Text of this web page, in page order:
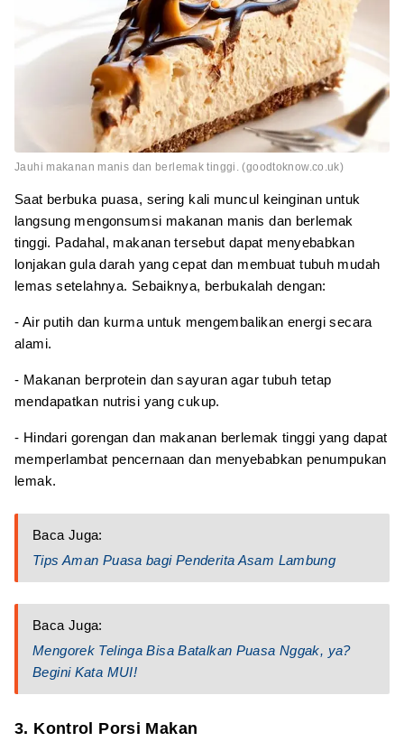
Jauhi makanan manis dan berlemak tinggi. (goodtoknow.co.uk)
Saat berbuka puasa, sering kali muncul keinginan untuk
langsung mengonsumsi makanan manis dan berlemak
tinggi. Padahal, makanan tersebut dapat menyebabkan
lonjakan gula darah yang cepat dan membuat tubuh mudah
lemas setelahnya. Sebaiknya, berbukalah dengan:
- Air putih dan kurma untuk mengembalikan energi secara
alami.
- Makanan berprotein dan sayuran agar tubuh tetap
mendapatkan nutrisi yang cukup.
- Hindari gorengan dan makanan berlemak tinggi yang dapat
memperlambat pencernaan dan menyebabkan penumpukan
lemak.
Baca Juga:
Tips Aman Puasa bagi Penderita Asam Lambung
Baca Juga:
Mengorek Telinga Bisa Batalkan Puasa Nggak, ya?
Begini Kata MUI!
3. Kontrol Porsi Makan